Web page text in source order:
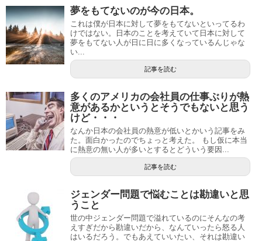
夢をもてないのが今の日本。
これは僕が日本に対して夢をもてないといってるわ
けではない。日本のことを考えていて日本に対して
夢をもてない人が日に日に多くなっているんじゃな
い...
記事を読む
多くのアメリカの会社員の仕事ぶりが熱
意があるかというとそうでもないと思う
けど・・・
なんか日本の会社員の熱意が低いとかいう記事をみ
た。面白かったのでちょっと考えた。 もし仮に本当
に熱意の無い人が多いとするとどういう要因...
記事を読む
ジェンダー問題で悩むことは勘違いと思
うこと
世の中ジェンダー問題で溢れているのにそんなの考
えすぎだから勘違いだから、なんていったら怒る人
はいるだろう。でもあえていいたい、それは勘違い